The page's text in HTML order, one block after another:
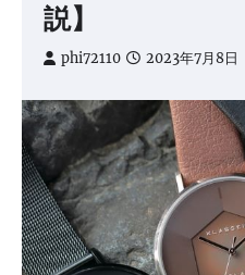
説】
phi72110 2023年7月8日